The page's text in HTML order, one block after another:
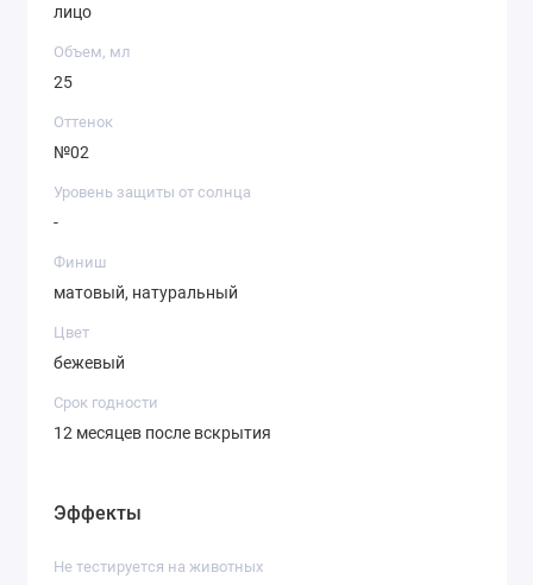
лицо
Объем, мл
25
Оттенок
№02
Уровень защиты от солнца
-
Финиш
матовый, натуральный
Цвет
бежевый
Срок годности
12 месяцев после вскрытия
Эффекты
Не тестируется на животных